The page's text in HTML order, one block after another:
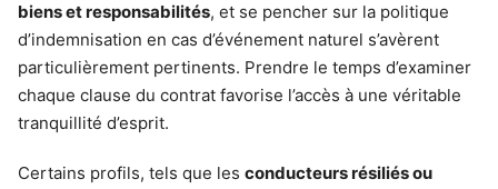
biens et responsabilités, et se pencher sur la politique
d’indemnisation en cas d’événement naturel s’avèrent
particulièrement pertinents. Prendre le temps d’examiner
chaque clause du contrat favorise l’accès à une véritable
tranquillité d’esprit.
Certains profils, tels que les conducteurs résiliés ou